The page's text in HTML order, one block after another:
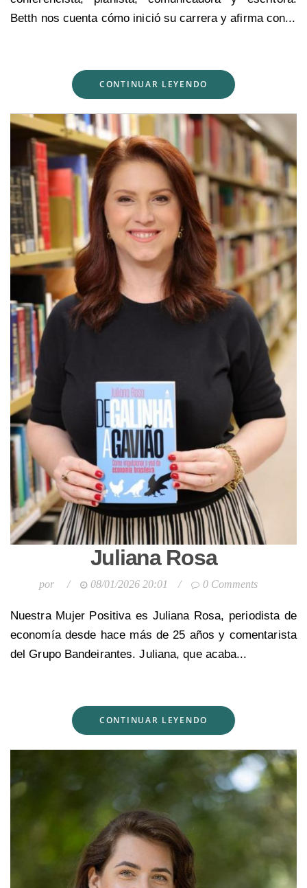
Betth nos cuenta cómo inició su carrera y afirma con...
CONTINUAR LEYENDO
Juliana Rosa
por / 08/01/2026 20:01 / 0 Comments
Nuestra Mujer Positiva es Juliana Rosa, periodista de
economía desde hace más de 25 años y comentarista
del Grupo Bandeirantes. Juliana, que acaba...
CONTINUAR LEYENDO